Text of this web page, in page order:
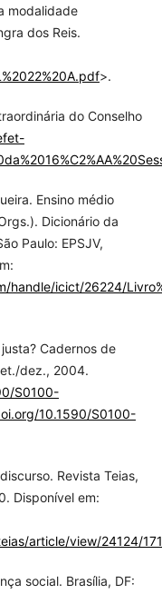
modalidade
dos Reis.
>.
do Conselho
Ensino médio
Dicionário da
Paulo: EPSJV,
icict/26224/
Cadernos de
dez., 2004.
S0100-
10.1590/S0100-
Revista Teias,
Disponível em:
article/view/24124/
social. Brasília, DF: